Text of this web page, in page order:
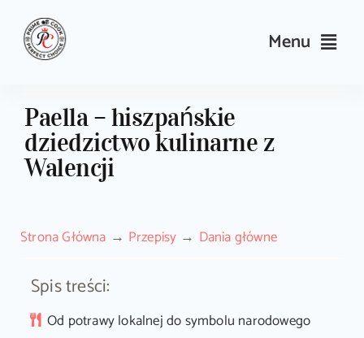
content
Menu
Przepisy
Kulinarne triki i porady
Search
Sklep PrimeCook
Paella – hiszpańskie
dziedzictwo kulinarne z
Walencji
Strona Główna Przepisy Dania główne
Spis treści:
Od potrawy lokalnej do symbolu narodowego